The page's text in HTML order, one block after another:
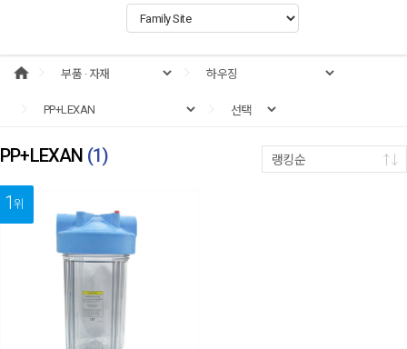
PP+LEXAN (1) 랭킹순
1위